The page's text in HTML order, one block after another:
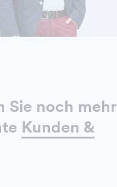
DETAILS ANZEIGEN
Sie noch mehr
Kunden &